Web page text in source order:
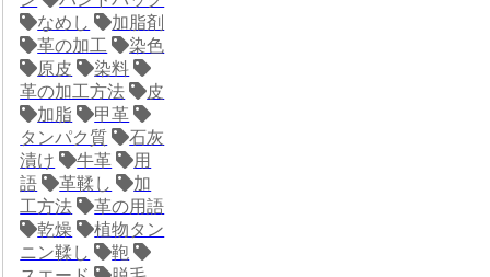
なめし
加脂剤
革の加工
染色
原皮
染料
革の加工方法
皮
加脂
甲革
タンパク質
石灰
漬け
牛革
用
語
革鞣し
加
工方法
革の用語
乾燥
植物タン
ニン鞣し
鞄